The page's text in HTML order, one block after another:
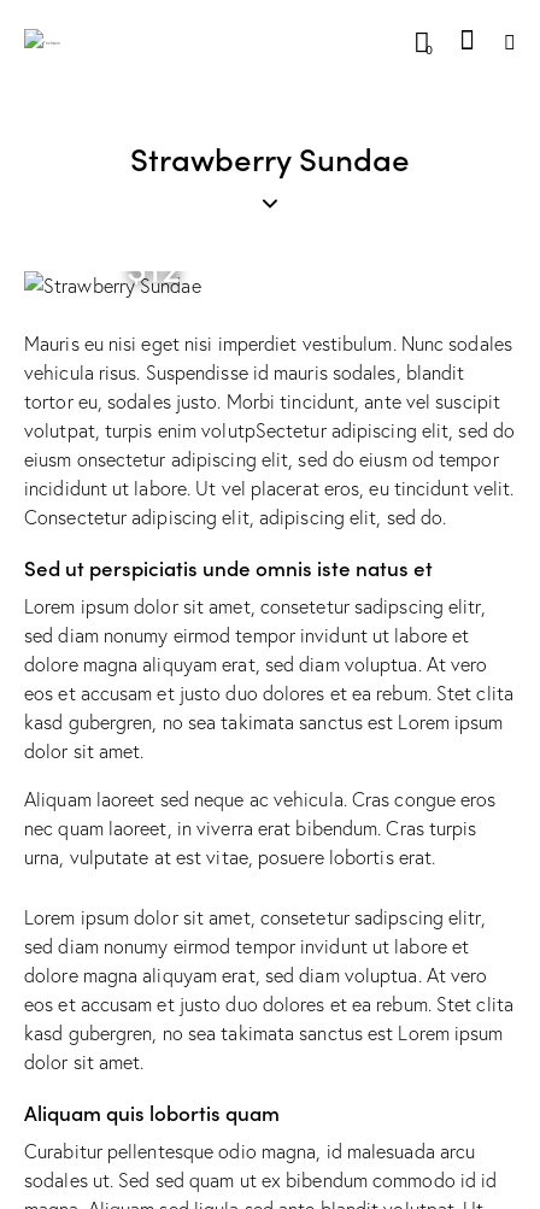
0
Strawberry Sundae
$12
Mauris eu nisi eget nisi imperdiet vestibulum. Nunc sodales
vehicula risus. Suspendisse id mauris sodales, blandit
tortor eu, sodales justo. Morbi tincidunt, ante vel suscipit
volutpat, turpis enim volutpSectetur adipiscing elit, sed do
eiusm onsectetur adipiscing elit, sed do eiusm od tempor
incididunt ut labore. Ut vel placerat eros, eu tincidunt velit.
Consectetur adipiscing elit, adipiscing elit, sed do.
Sed ut perspiciatis unde omnis iste natus et
Lorem ipsum dolor sit amet, consetetur sadipscing elitr,
sed diam nonumy eirmod tempor invidunt ut labore et
dolore magna aliquyam erat, sed diam voluptua. At vero
eos et accusam et justo duo dolores et ea rebum. Stet clita
kasd gubergren, no sea takimata sanctus est Lorem ipsum
dolor sit amet.
Aliquam laoreet sed neque ac vehicula. Cras congue eros
nec quam laoreet, in viverra erat bibendum. Cras turpis
urna, vulputate at est vitae, posuere lobortis erat.
Lorem ipsum dolor sit amet, consetetur sadipscing elitr,
sed diam nonumy eirmod tempor invidunt ut labore et
dolore magna aliquyam erat, sed diam voluptua. At vero
eos et accusam et justo duo dolores et ea rebum. Stet clita
kasd gubergren, no sea takimata sanctus est Lorem ipsum
dolor sit amet.
Aliquam quis lobortis quam
Curabitur pellentesque odio magna, id malesuada arcu
sodales ut. Sed sed quam ut ex bibendum commodo id id